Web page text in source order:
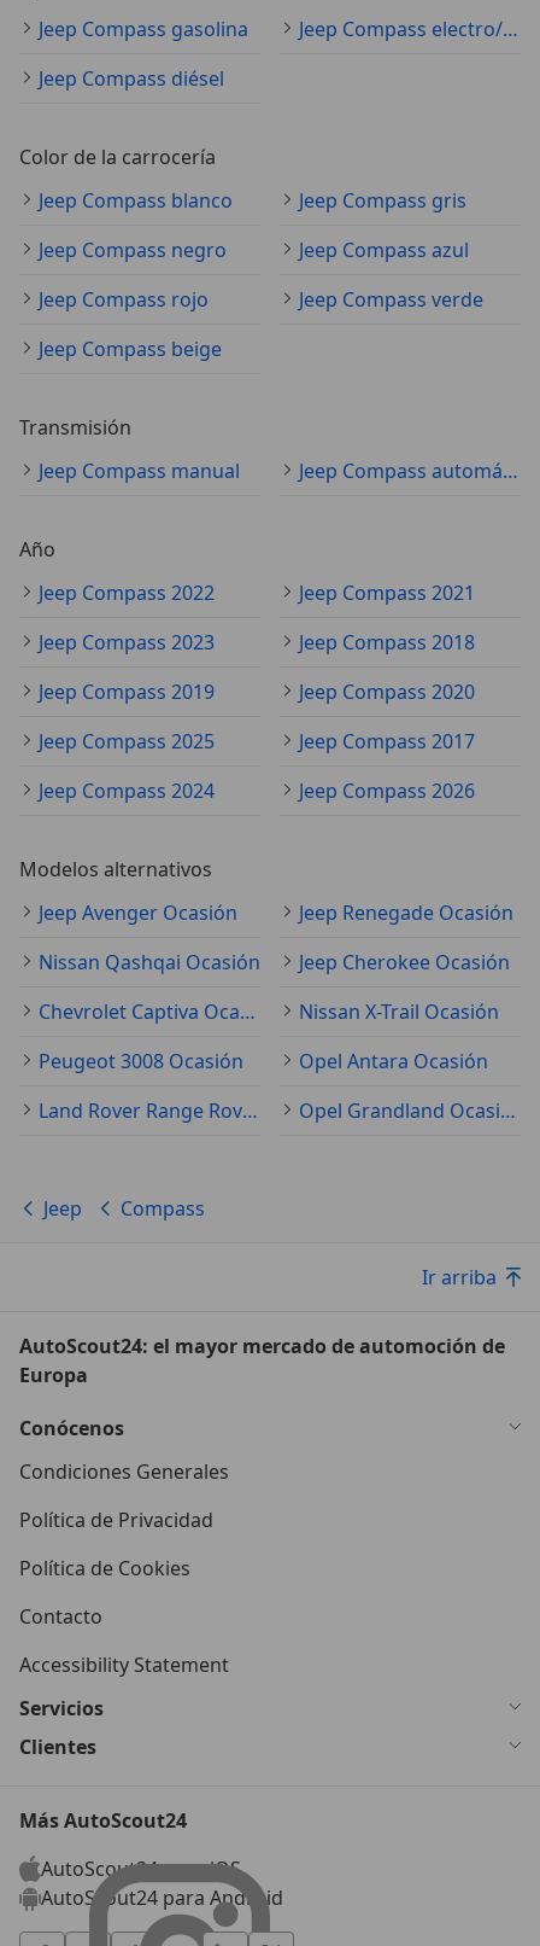
Jeep Compass gasolina
Jeep Compass electro/gasolina
Jeep Compass diésel
Color de la carrocería
Jeep Compass blanco
Jeep Compass gris
Jeep Compass negro
Jeep Compass azul
Jeep Compass rojo
Jeep Compass verde
Jeep Compass beige
Transmisión
Jeep Compass manual
Jeep Compass automático
Año
Jeep Compass 2022
Jeep Compass 2021
Jeep Compass 2023
Jeep Compass 2018
Jeep Compass 2019
Jeep Compass 2020
Jeep Compass 2025
Jeep Compass 2017
Jeep Compass 2024
Jeep Compass 2026
Modelos alternativos
Jeep Avenger Ocasión
Jeep Renegade Ocasión
Nissan Qashqai Ocasión
Jeep Cherokee Ocasión
Chevrolet Captiva Ocasión
Nissan X-Trail Ocasión
Peugeot 3008 Ocasión
Opel Antara Ocasión
Land Rover Range Rover Evoque Ocasión
Opel Grandland Ocasión
Jeep Compass
Ir arriba
AutoScout24: el mayor mercado de automoción de
Europa
Conócenos
Condiciones Generales
Política de Privacidad
Política de Cookies
Contacto
Accessibility Statement
Servicios
Clientes
Más AutoScout24
AutoScout24 para iOS
AutoScout24 para Android